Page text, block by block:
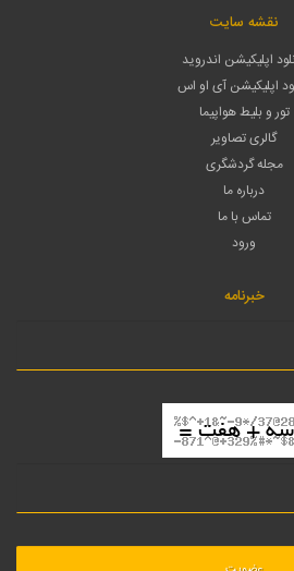
نقشه سایت
اپلیکیشن اندروید
اپلیکیشن آی او اس
تور و بلیط هواپیما
گالری تصاویر
مجله گردشگری
درباره ما
تماس با ما
ورود
خبرنامه